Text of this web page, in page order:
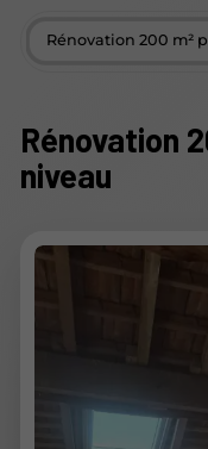
Rénovation 200 m²
Rénovation
niveau